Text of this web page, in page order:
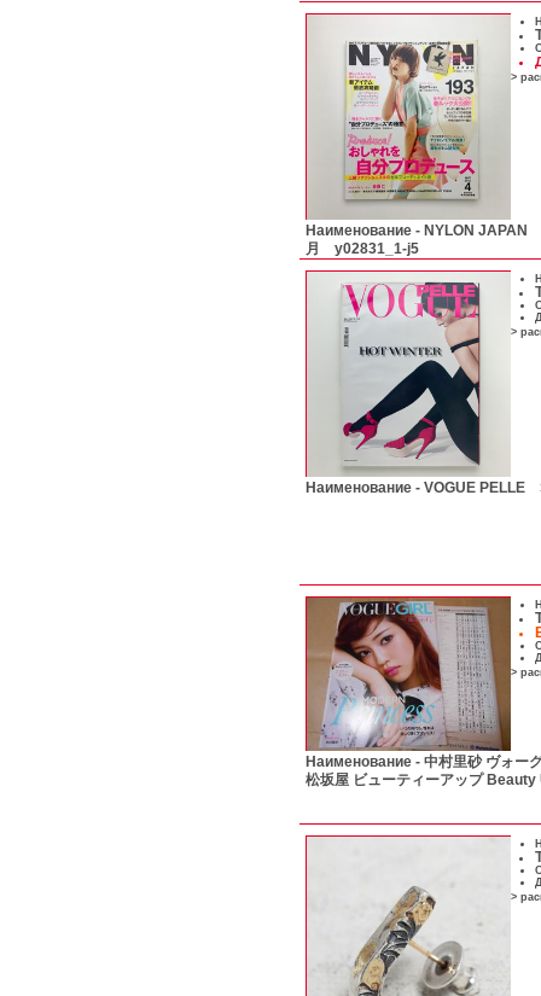
>
Наименование - NYLON
月 y02831_1-j5
>
Наименование - VOGUE PELLE
>
Наименование - 中村里砂 ヴォー
松坂屋 ビューティーアップ
>